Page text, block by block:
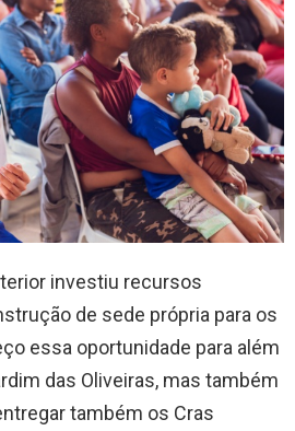
investiu recursos
de sede própria para os
essa oportunidade para além
das Oliveiras, mas também
também os Cras